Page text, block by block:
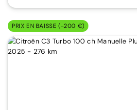
PRIX EN BAISSE (-200 €)